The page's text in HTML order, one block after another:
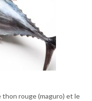
rouge (maguro) et le